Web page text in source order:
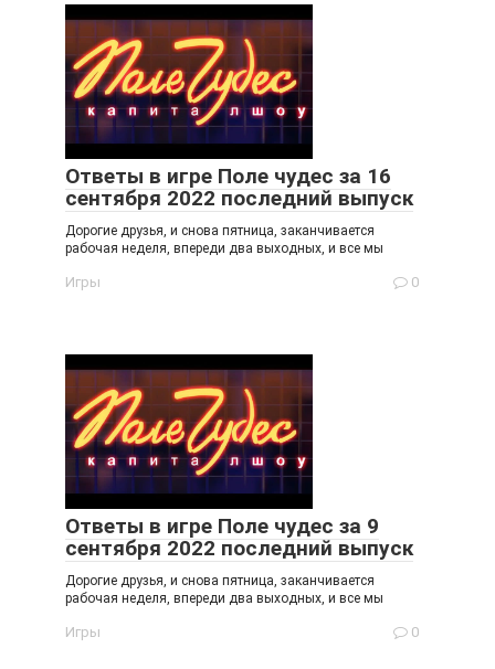
Ответы в игре Поле чудес за 16
сентября 2022 последний выпуск
Дорогие друзья, и снова пятница, заканчивается
рабочая неделя, впереди два выходных, и все мы
Игры 0
Ответы в игре Поле чудес за 9
сентября 2022 последний выпуск
Дорогие друзья, и снова пятница, заканчивается
рабочая неделя, впереди два выходных, и все мы
Игры 0